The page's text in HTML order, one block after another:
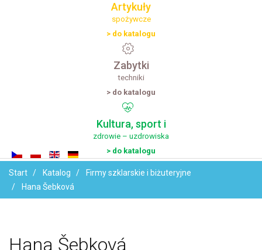
Artykuły
spożywcze
> do katalogu
Zabytki
techniki
> do katalogu
Kultura, sport i
zdrowie – uzdrowiska
> do katalogu
Start Katalog
Firmy szklarskie i biżuteryjne
Hana Šebková
Hana Šebková